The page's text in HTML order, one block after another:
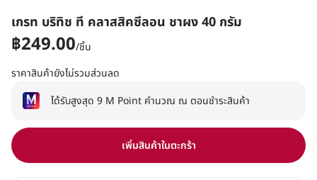
เกรท บริทิช ที คลาสสิคซีลอน ชาผง 40 กรัม
฿249.00/ชิ้น
ราคาสินค้ายังไม่รวมส่วนลด
ได้รับสูงสุด 9 M Point คำนวณ ณ ตอนชำระสินค้า
เพิ่มสินค้าในตะกร้า